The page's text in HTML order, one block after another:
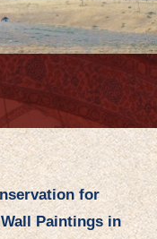
a
t
o
n
for
Paintings in